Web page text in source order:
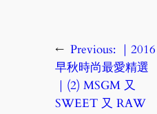
← Previous: ｜2016
早秋時尚最愛精選
｜(2) MSGM 又
SWEET 又 RAW